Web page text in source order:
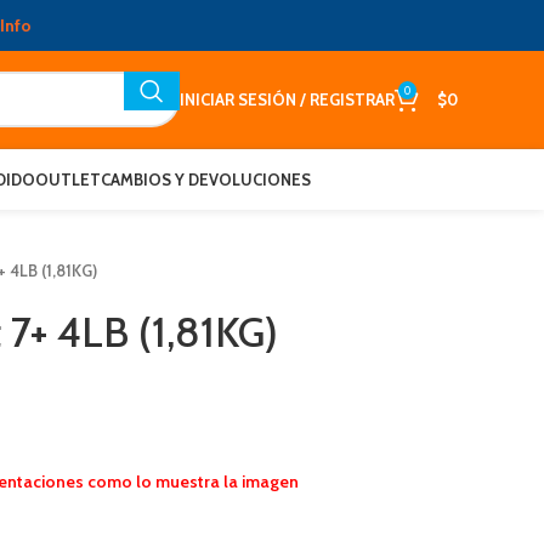
INICIAR SESIÓN / REGISTRAR 0 $0
OUTLETCAMBIOS Y DEVOLUCIONES
(1,81KG)
4LB (1,81KG)
como lo muestra la imagen